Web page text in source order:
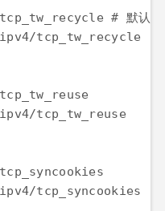
# 默认值0
tcp_tw_recycle
tcp_tw_reuse
tcp_syncookies